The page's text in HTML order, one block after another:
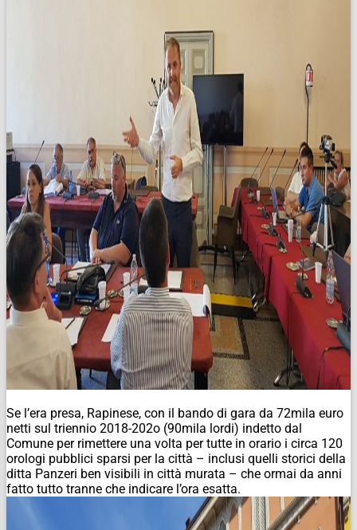
Se l’era presa, Rapinese, con il bando di gara da 72mila euro
netti sul triennio 2018-202o (90mila lordi) indetto dal
Comune per rimettere una volta per tutte in orario i circa 120
orologi pubblici sparsi per la città – inclusi quelli storici della
ditta Panzeri ben visibili in città murata – che ormai da anni
fatto tutto tranne che indicare l’ora esatta.